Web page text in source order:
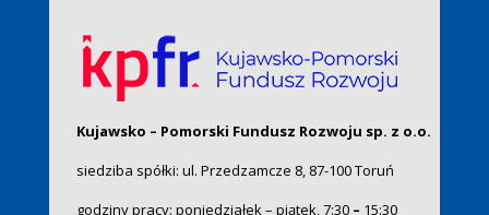
Kujawsko – Pomorski Fundusz Rozwoju sp. z o.o.
siedziba spółki: ul. Przedzamcze 8, 87-100 Toruń
godziny pracy: poniedziałek – piątek, 7:30– 15:30